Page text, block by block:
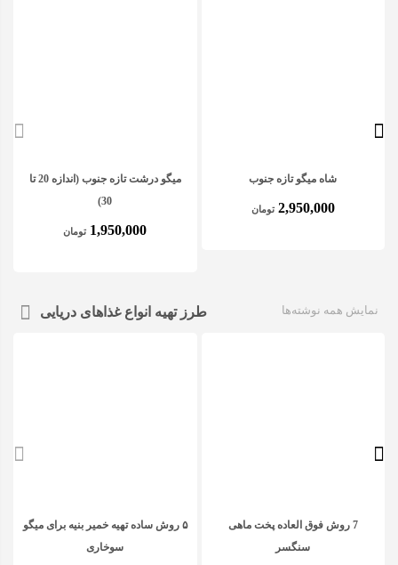
شاه میگو تازه جنوب
2,950,000 تومان
میگو درشت تازه جنوب (اندازه 20 تا
30)
1,950,000 تومان
طرز تهیه انواع غذاهای دریایی نمایش همه نوشته‌ها
7 روش فوق العاده پخت ماهی
سنگسر
۵ روش ساده تهیه خمیر بنیه برای میگو
سوخاری